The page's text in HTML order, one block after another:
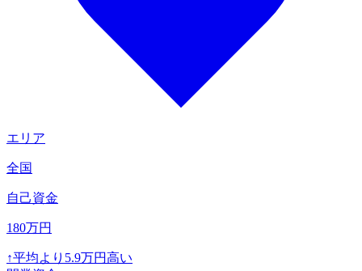
エリア
全国
自己資金
180万円
↑平均より 5.9万円高い